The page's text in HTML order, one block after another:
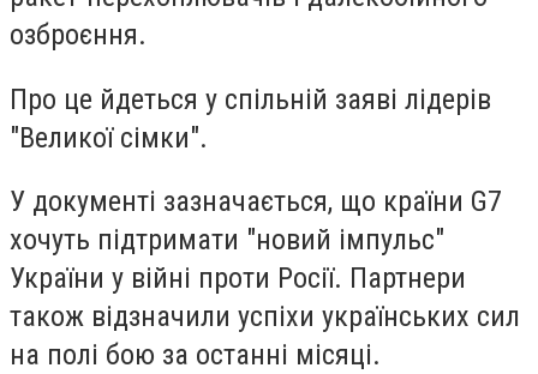
озброєння.
Про це йдеться у спільній заяві лідерів
"Великої сімки".
У документі зазначається, що країни G7
хочуть підтримати "новий імпульс"
України у війні проти Росії. Партнери
також відзначили успіхи українських сил
на полі бою за останні місяці.